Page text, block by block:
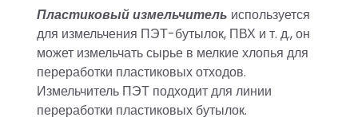
Пластиковый измельчитель используется
для измельчения ПЭТ-бутылок, ПВХ и т. д., он
может измельчать сырье в мелкие хлопья для
переработки пластиковых отходов.
Измельчитель ПЭТ подходит для линии
переработки пластиковых бутылок.